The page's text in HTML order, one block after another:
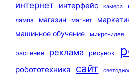
интернет интерфейс камера
лампа
магазин магнит
машинное обучение
микро-идея
растение реклама рисунок
робототехника сайт